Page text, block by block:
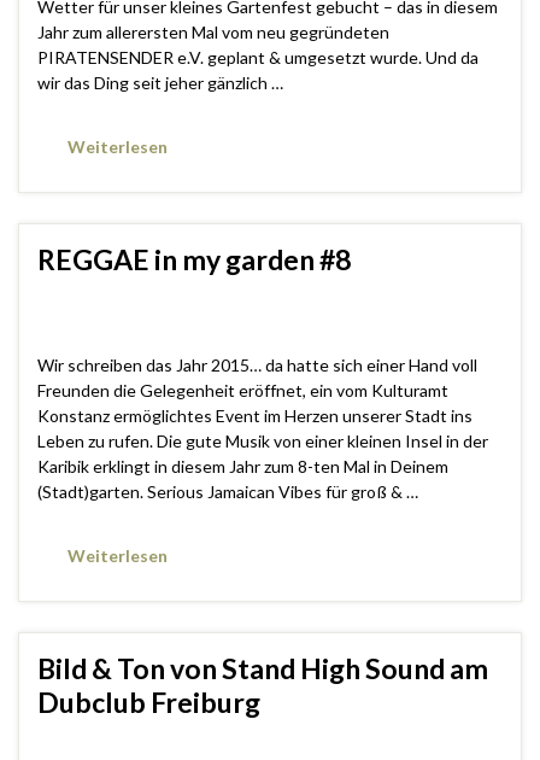
Wetter für unser kleines Gartenfest gebucht – das in diesem
Jahr zum allerersten Mal vom neu gegründeten
PIRATENSENDER e.V. geplant & umgesetzt wurde. Und da
wir das Ding seit jeher gänzlich …
Weiterlesen
REGGAE in my garden #8
Wir schreiben das Jahr 2015… da hatte sich einer Hand voll
Freunden die Gelegenheit eröffnet, ein vom Kulturamt
Konstanz ermöglichtes Event im Herzen unserer Stadt ins
Leben zu rufen. Die gute Musik von einer kleinen Insel in der
Karibik erklingt in diesem Jahr zum 8-ten Mal in Deinem
(Stadt)garten. Serious Jamaican Vibes für groß & …
Weiterlesen
Bild & Ton von Stand High Sound am
Dubclub Freiburg